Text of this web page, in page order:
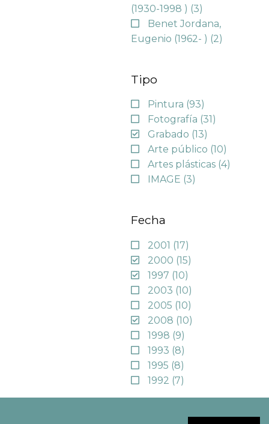
(1930-1998 ) (3)
Benet Jordana,
Eugenio (1962- ) (2)
Tipo
Pintura (93)
Fotografía (31)
Grabado (13)
Arte público (10)
Artes plásticas (4)
IMAGE (3)
Fecha
2001 (17)
2000 (15)
1997 (10)
2003 (10)
2005 (10)
2008 (10)
1998 (9)
1993 (8)
1995 (8)
1992 (7)